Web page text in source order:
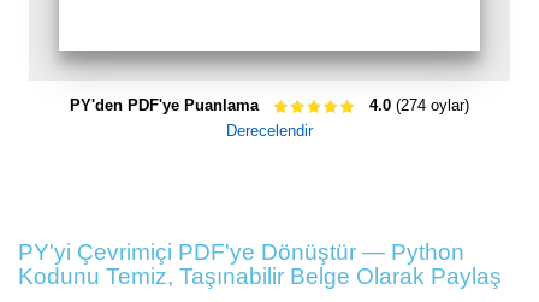
PY'den PDF'ye Puanlama 4.0 (274 oylar)
Derecelendir
PY'yi Çevrimiçi PDF'ye Dönüştür — Python
Kodunu Temiz, Taşınabilir Belge Olarak Paylaş